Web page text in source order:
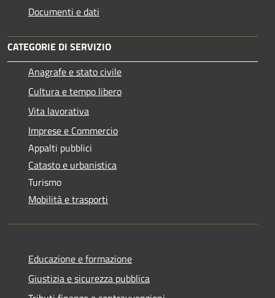
Documenti e dati
CATEGORIE DI SERVIZIO
Anagrafe e stato civile
Cultura e tempo libero
Vita lavorativa
Imprese e Commercio
Appalti pubblici
Catasto e urbanistica
Turismo
Mobilità e trasporti
Educazione e formazione
Giustizia e sicurezza pubblica